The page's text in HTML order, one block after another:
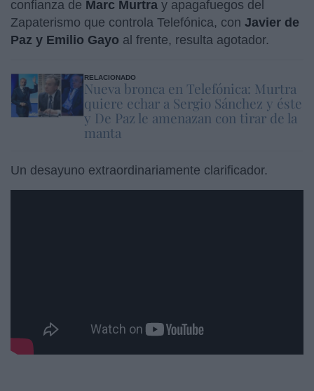
confianza de Marc Murtra y apagafuegos del
Zapaterismo que controla Telefónica, con Javier de
Paz y Emilio Gayo al frente, resulta agotador.
RELACIONADO
Nueva bronca en Telefónica: Murtra
quiere echar a Sergio Sánchez y éste
y De Paz le amenazan con tirar de la
manta
Un desayuno extraordinariamente clarificador.